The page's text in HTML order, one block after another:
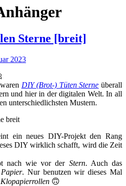
Sterne [breit]
2023
DIY (Brot-) Tüten Sterne überall
und hier in der digitalen Welt. In all
unterschiedlichsten Mustern.
ein neues DIY-Projekt den Rang
DIY wirklich schafft, wird die Zeit
nach wie vor der Stern. Auch das
Papier. Nur benutzen wir dieses Mal
Klopapierrollen 🙃